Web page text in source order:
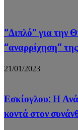
“Διπλό” για την
“αναρρίχηση”
21/01/2023
Εσκίογλου: Η
κοντά στον